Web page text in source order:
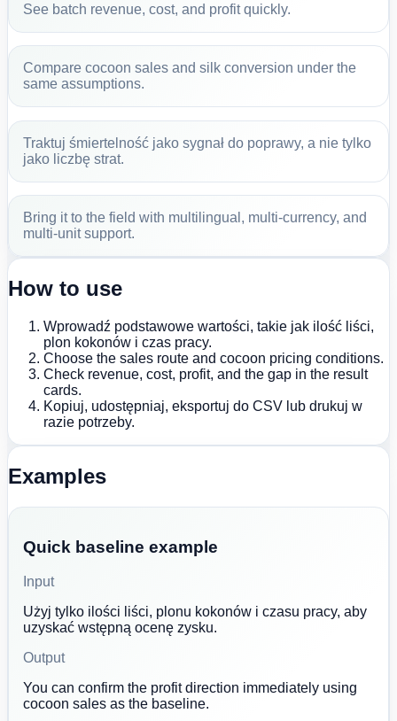
See batch revenue, cost, and profit quickly.
Compare cocoon sales and silk conversion under the
same assumptions.
Traktuj śmiertelność jako sygnał do poprawy, a nie tylko
jako liczbę strat.
Bring it to the field with multilingual, multi-currency, and
multi-unit support.
How to use
Wprowadź podstawowe wartości, takie jak ilość liści,
plon kokonów i czas pracy.
Choose the sales route and cocoon pricing conditions.
Check revenue, cost, profit, and the gap in the result
cards.
Kopiuj, udostępniaj, eksportuj do CSV lub drukuj w
razie potrzeby.
Examples
Quick baseline example
Input
Użyj tylko ilości liści, plonu kokonów i czasu pracy, aby
uzyskać wstępną ocenę zysku.
Output
You can confirm the profit direction immediately using
cocoon sales as the baseline.